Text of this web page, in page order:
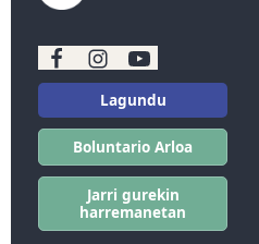
Lagundu
Boluntario Arloa
Jarri gurekin
harremanetan